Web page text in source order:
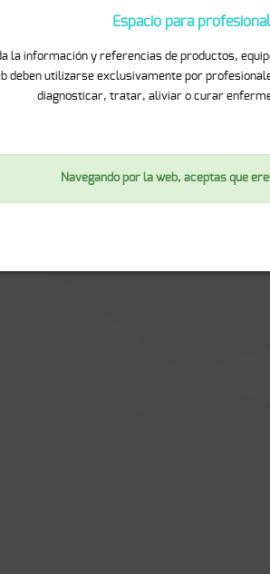
deciduos (superiores e inferiores)
deciduos (superiores e inferiores) con